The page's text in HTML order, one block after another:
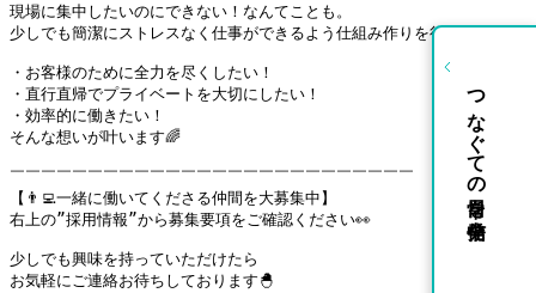
現場に集中したいのにできない！なんてことも。
少しでも簡潔にストレスなく仕事ができるよう仕組み作りを行っています
・お客様のために全力を尽くしたい！
・直行直帰でプライベートを大切にしたい！
・効率的に働きたい！
そんな想いが叶います🌈
￣￣￣￣￣￣￣￣￣￣￣￣￣￣￣￣￣￣￣￣￣￣￣￣￣￣
【👨‍💻一緒に働いてくださる仲間を大募集中】
右上の”採用情報”から募集要項をご確認ください👀
少しでも興味を持っていただけたら
お気軽にご連絡お待ちしております🐣
つなぐての日常を発信中